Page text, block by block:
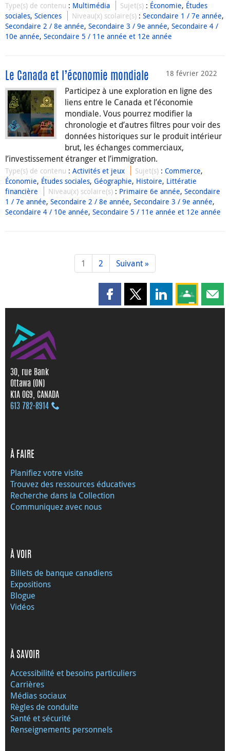
Type(s) de contenu : Multimédia Sujet(s) : Économie, Études
sociales, Sciences Niveau(x) scolaire(s) :Secondaire 1 / 7e année,
Secondaire 2 / 8e année, Secondaire 3 / 9e année, Secondaire 4 /
10e année, Secondaire 5 / 11e année et 12e année
18 février 2022
Le Canada et l’économie mondiale
Participez à une exploration en ligne des
liens entre le Canada et l’économie
mondiale. Vous pourrez modifier la
chronologie et d’autres filtres pour voir des
données historiques sur le produit intérieur
brut, les échanges commerciaux,
l’investissement étranger et l’immigration.
Type(s) de contenu : Activités et jeux Sujet(s) :Commerce,
Économie, Études sociales, Géographie, Histoire, Littératie
financière
Niveau(x) scolaire(s) : Primaire 6e année,Secondaire
1 / 7e année, Secondaire 2 / 8e année, Secondaire 3 / 9e année,
Secondaire 4 / 10e année, Secondaire 5 / 11e année et 12e année
1 2 Suivant »
Partager cette page sur
Partager cette page sur X
Partager cette
Partagez
30, rue Bank
Ottawa (ON)
K1A 0G9, CANADA
613 782‑8914
À FAIRE
Planifiez votre visite
Trouvez des ressources éducatives
Recherche dans la Collection
Communiquez avec nous
À VOIR
Billets de banque canadiens
Expositions
Blogue
Vidéos
À SAVOIR
Accessibilité et besoins particuliers
Carrières
Médias sociaux
Règles de conduite
Santé et sécurité
Renseignements personnels